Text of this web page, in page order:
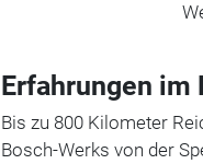
Erfahrungen im
Bis zu 800 Kilometer
Bosch-Werks von der